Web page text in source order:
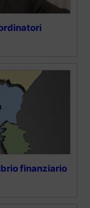
finanziario